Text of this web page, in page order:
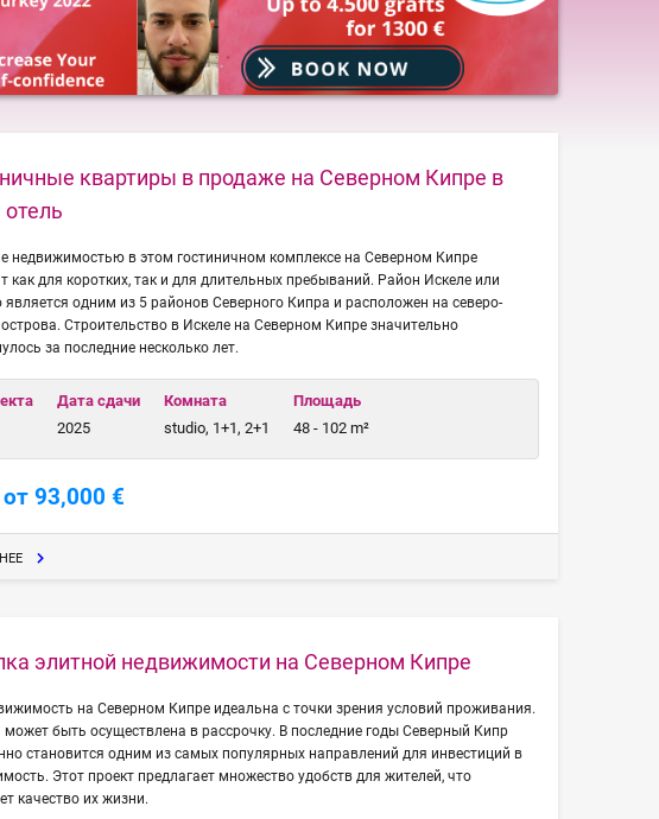
квартиры в продаже на Северном Кипре в
отель
недвижимостью в этом гостиничном комплексе на Северном Кипре
как для коротких, так и для длительных пребываний. Район Искеле или
является одним из 5 районов Северного Кипра и расположен на северо-
острова. Строительство в Искеле на Северном Кипре значительно
за последние несколько лет.
Дата сдачи
2025
Комната
studio, 1+1, 2+1
Площадь
48 - 102 m²
93,000 €
элитной недвижимости на Северном Кипре
на Северном Кипре идеальна с точки зрения условий проживания.
может быть осуществлена в рассрочку. В последние годы Северный Кипр
становится одним из самых популярных направлений для инвестиций в
Этот проект предлагает множество удобств для жителей, что
качество их жизни.